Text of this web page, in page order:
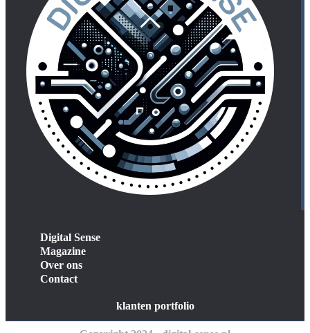
Digital Sense
Magazine
Over ons
Contact
klanten portfolio